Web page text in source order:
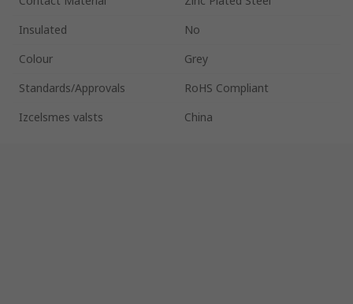
Insulated
No
Colour
Grey
Standards/Approvals
RoHS Compliant
Izcelsmes valsts
China